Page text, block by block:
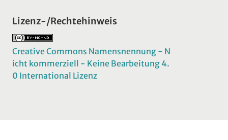
Lizenz-/Rechtehinweis
Creative Commons Namensnennung - N
icht kommerziell - Keine Bearbeitung 4.
0 International Lizenz